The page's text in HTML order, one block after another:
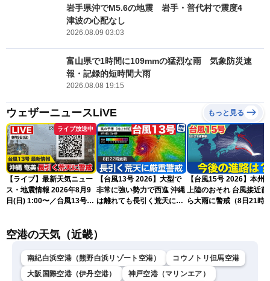
岩手県沖でM5.6の地震 岩手・普代村で震度4
津波の心配なし
2026.08.09 03:03
富山県で1時間に109mmの猛烈な雨 気象防災速
報・記録的短時間大雨
2026.08.08 19:15
ウェザーニュースLiVE もっと見る
ライブ放送中
【ライブ】最新天気ニュー
ス・地震情報 2026年8月9
日(日) 1:00〜／台風13号・
LiVE〉
【台風13号 2026】大型で
非常に強い勢力で西進 沖縄
は離れても長引く荒天に厳
【台風15号 2026】本州
上陸のおそれ 台風接近前
ら大雨に警戒（8日21時
空港の天気（近畿）
南紀白浜空港（熊野白浜リゾート空港）
コウノトリ但馬空港
大阪国際空港（伊丹空港）
神戸空港（マリンエア）